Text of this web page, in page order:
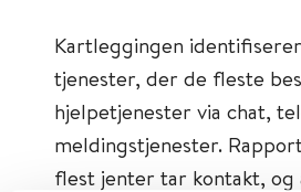
Kartleggingen
tjenester, der de fleste
hjelpetjenester via chat,
meldingstjenester.
flest jenter tar kontakt, og